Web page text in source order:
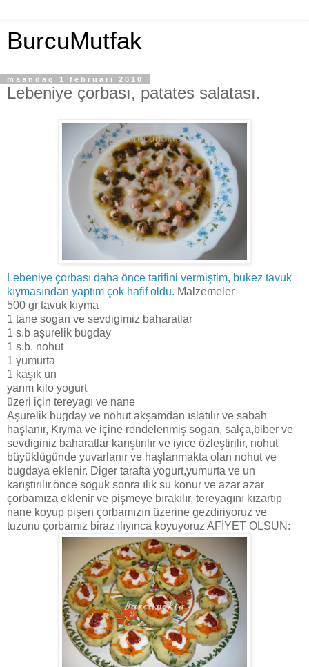
BurcuMutfak
maandag 1 februari 2010
Lebeniye çorbası, patates salatası.
Lebeniye çorbası daha önce tarifini vermiştim, bukez tavuk
kıymasından yaptım çok hafif oldu. Malzemeler
500 gr tavuk kıyma
1 tane sogan ve sevdigimiz baharatlar
1 s.b aşurelik bugday
1 s.b. nohut
1 yumurta
1 kaşık un
yarım kilo yogurt
üzeri için tereyagı ve nane
Aşurelik bugday ve nohut akşamdan ıslatılır ve sabah
haşlanır, Kıyma ve içine rendelenmiş sogan, salça,biber ve
sevdiginiz baharatlar karıştırılır ve iyice özleştirilir, nohut
büyüklügünde yuvarlanır ve haşlanmakta olan nohut ve
bugdaya eklenir. Diger tarafta yogurt,yumurta ve un
karıştırılır,önce soguk sonra ılık su konur ve azar azar
çorbamıza eklenir ve pişmeye bırakılır, tereyagını kızartıp
nane koyup pişen çorbamızın üzerine gezdiriyoruz ve
tuzunu çorbamız biraz ılıyınca koyuyoruz AFİYET OLSUN: